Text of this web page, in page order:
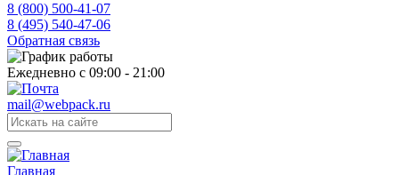
8 (800) 500-41-07
8 (495) 540-47-06
Обратная связь
Ежедневно с 09:00 - 21:00
mail@webpack.ru
Главная